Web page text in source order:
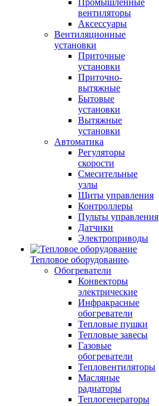
Промышленные
вентиляторы
Аксессуары
Вентиляционные
установки
Приточные
установки
Приточно-
вытяжные
Бытовые
установки
Вытяжные
установки
Автоматика
Регуляторы
скорости
Смесительные
узлы
Щиты управления
Контроллеры
Пульты управления
Датчики
Электроприводы
Тепловое оборудование
Обогреватели
Конвекторы
электрические
Инфракрасные
обогреватели
Тепловые пушки
Тепловые завесы
Газовые
обогреватели
Тепловентиляторы
Масляные
радиаторы
Теплогенераторы